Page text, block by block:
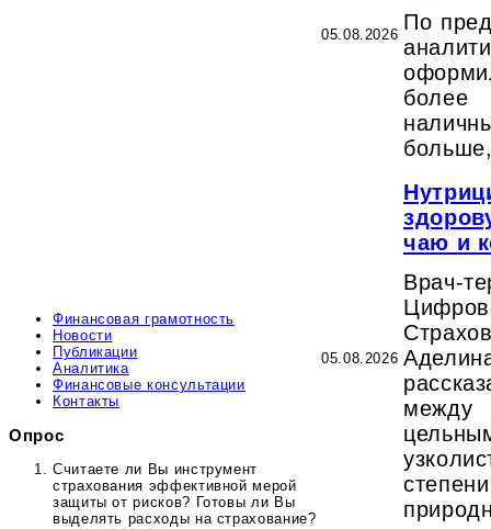
Финансовая грамотность
Новости
Публикации
Аналитика
Финансовые консультации
Контакты
Опрос
Считаете ли Вы инструмент
страхования эффективной мерой
защиты от рисков? Готовы ли Вы
выделять расходы на страхование?
05.08.2026
По
более
05.08.2026
чаю и
Врач-